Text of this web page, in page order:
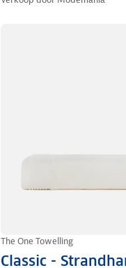
The One Towelling
Classic -